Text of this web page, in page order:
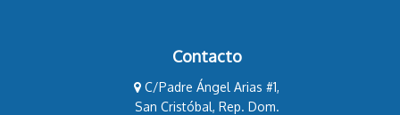
Contacto
C/Padre Ángel Arias #1,
San Cristóbal, Rep. Dom.